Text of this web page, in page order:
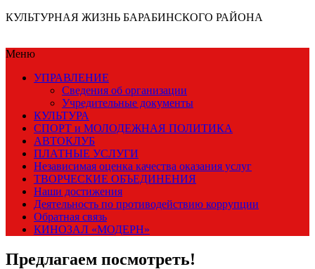
КУЛЬТУРНАЯ ЖИЗНЬ БАРАБИНСКОГО РАЙОНА
Меню
УПРАВЛЕНИЕ
Сведения об организации
Учредительные документы
КУЛЬТУРА
СПОРТ и МОЛОДЕЖНАЯ ПОЛИТИКА
АВТОКЛУБ
ПЛАТНЫЕ УСЛУГИ
Независимая оценка качества оказания услуг
ТВОРЧЕСКИЕ ОБЪЕДИНЕНИЯ
Наши достижения
Деятельность по противодействию коррупции
Обратная связь
КИНОЗАЛ «МОДЕРН»
Предлагаем посмотреть!